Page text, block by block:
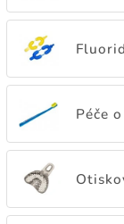
Péče